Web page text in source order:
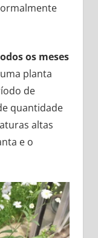
os meses
planta
de
quantidade
altas
e o